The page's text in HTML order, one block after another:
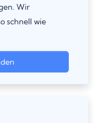
Wir
schnell wie